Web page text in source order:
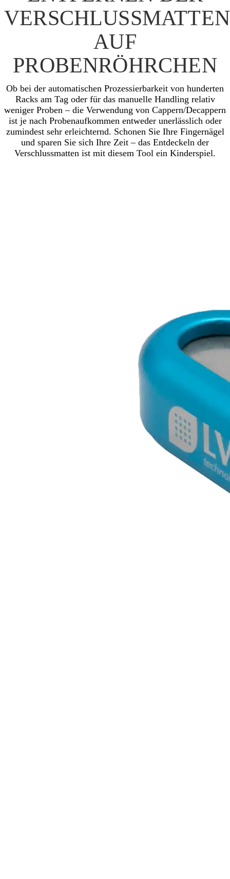
VERSCHLUSSMATTEN
AUF
PROBENRÖHRCHEN
Ob bei der automatischen Prozessierbarkeit von hunderten
Racks am Tag oder für das manuelle Handling relativ
weniger Proben – die Verwendung von Cappern/Decappern
ist je nach Probenaufkommen entweder unerlässlich oder
zumindest sehr erleichternd. Schonen Sie Ihre Fingernägel
und sparen Sie sich Ihre Zeit – das Entdeckeln der
Verschlussmatten ist mit diesem Tool ein Kinderspiel.